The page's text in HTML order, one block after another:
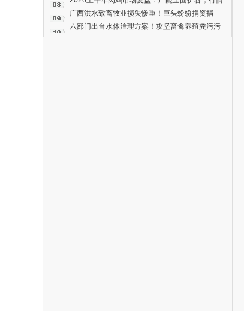
分化震荡，后市拐点已明确！
广西洪水致畜牧业损失惨重！巨头纷纷捐资捐
物！牧原2000万元、海大1000万元、双汇1.5万
箱火腿……
六部门出台水体治理方案！攻坚畜禽养殖粪污污
染